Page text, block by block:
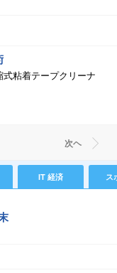
粘着テープクリーナ
次ヘ
IT 経済 ス